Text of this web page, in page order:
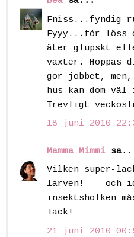
Fniss...fyndig
Fyyy...för löss
äter glupskt
växter. Hoppas
gör jobbet,
hus kan dom
Trevligt
18 juni 2010
Mamma Mimmi
Vilken super-
larven! -- och
insektsholken
Tack!
21 juni 2010